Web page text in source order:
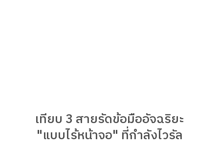
เทียบ 3 สายรัดข้อมืออัจฉริยะ
"แบบไร้หน้าจอ" ที่กำลังไวรัล